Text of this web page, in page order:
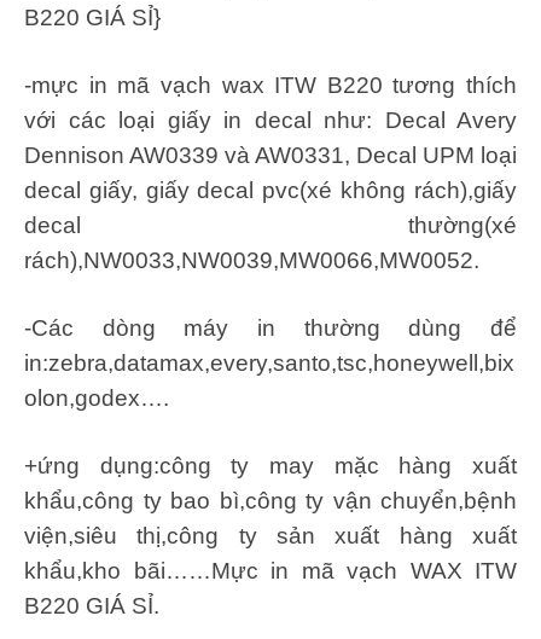
B220 GIÁ SỈ}
-mực in mã vạch wax ITW B220 tương thích
với các loại giấy in decal như: Decal Avery
Dennison AW0339 và AW0331, Decal UPM loại
decal giấy, giấy decal pvc(xé không rách),giấy
decal thường(xé
rách),NW0033,NW0039,MW0066,MW0052.
-Các dòng máy in thường dùng để
in:zebra,datamax,every,santo,tsc,honeywell,bix
olon,godex….
+ứng dụng:công ty may mặc hàng xuất
khẩu,công ty bao bì,công ty vận chuyển,bệnh
viện,siêu thị,công ty sản xuất hàng xuất
khẩu,kho bãi……Mực in mã vạch WAX ITW
B220 GIÁ SỈ.